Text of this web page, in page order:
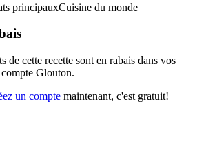
principauxCuisine du monde
de cette recette sont en rabais dans vos
Glouton.
un compte maintenant, c'est gratuit!